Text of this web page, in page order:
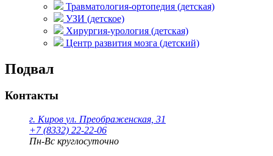
Травматология-ортопедия (детская)
УЗИ (детское)
Хирургия-урология (детская)
Центр развития мозга (детский)
Подвал
Контакты
г. Киров ул. Преображенская, 31
+7 (8332) 22-22-06
Пн-Вс круглосуточно